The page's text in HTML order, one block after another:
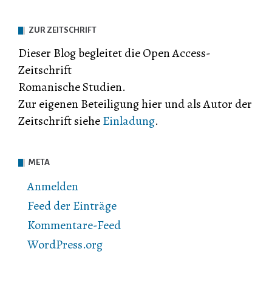
ZUR ZEITSCHRIFT
Dieser Blog begleitet die Open Access-
Zeitschrift
Romanische Studien.
Zur eigenen Beteiligung hier und als Autor der
Zeitschrift sieheEinladung.
META
Anmelden
Feed der Einträge
Kommentare-Feed
WordPress.org